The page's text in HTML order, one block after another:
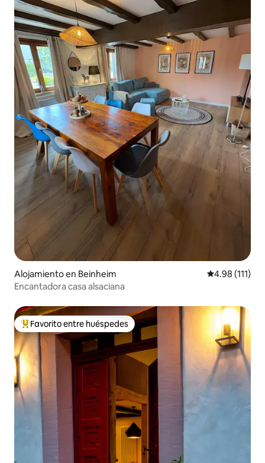
Alojamiento en Beinheim Calificación
4.98 (111)
Encantadora casa alsaciana
Favorito entre huéspedes preferido
Favorito entre huéspedes